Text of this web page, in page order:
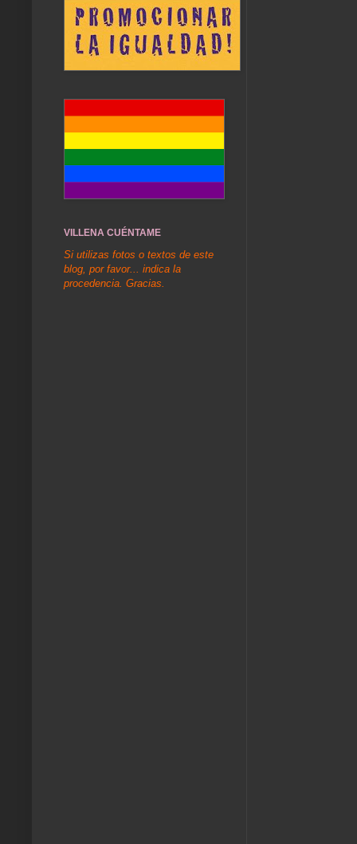
VILLENA CUÉNTAME
Si utilizas fotos o textos de este
blog, por favor... indica la
procedencia. Gracias.